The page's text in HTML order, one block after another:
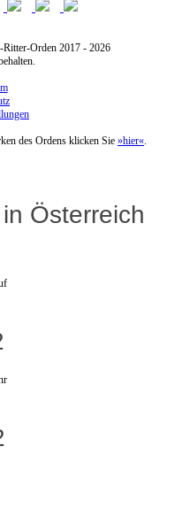
Orden 2017 - 2026
des Ordens klicken Sie »hier«.
Österreich